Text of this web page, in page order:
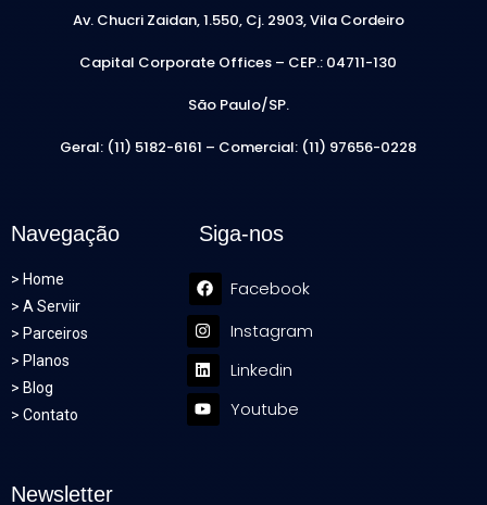
Av. Chucri Zaidan, 1.550, Cj. 2903, Vila Cordeiro
Capital Corporate Offices – CEP.: 04711-130
São Paulo/SP.
Geral: (11) 5182-6161 – Comercial: (11) 97656-0228
Navegação
> Home
> A Serviir
> Parceiros
> Planos
> Blog
> Contato
Siga-nos
Facebook
Instagram
Linkedin
Youtube
Newsletter